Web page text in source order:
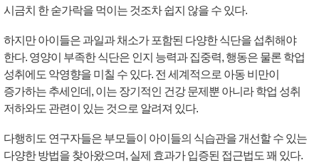
시금치 한 숟가락을 먹이는 것조차 쉽지 않을 수 있다.
하지만 아이들은 과일과 채소가 포함된 다양한 식단을 섭취해야
한다. 영양이 부족한 식단은 인지 능력과 집중력, 행동은 물론 학업
성취에도 악영향을 미칠 수 있다. 전 세계적으로 아동 비만이
증가하는 추세인데, 이는 장기적인 건강 문제뿐 아니라 학업 성취
저하와도 관련이 있는 것으로 알려져 있다.
다행히도 연구자들은 부모들이 아이들의 식습관을 개선할 수 있는
다양한 방법을 찾아왔으며, 실제 효과가 입증된 접근법도 꽤 있다.